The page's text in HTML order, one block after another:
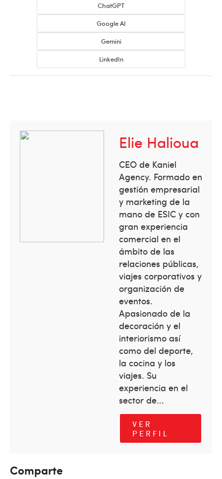
ChatGPT
Google AI
Gemini
LinkedIn
Elie Halioua
CEO de Kaniel
Agency. Formado en
gestión empresarial
y marketing de la
mano de ESIC y con
gran experiencia
comercial en el
ámbito de las
relaciones públicas,
viajes corporativos y
organización de
eventos.
Apasionado de la
decoración y el
interiorismo así
como del deporte,
la cocina y los
viajes. Su
experiencia en el
sector de...
VER
PERFIL
Comparte